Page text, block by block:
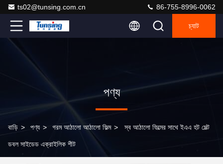
ts02@tunsing.com.cn 86-755-8996-0062
চ্যাট
পণ্য
বাড়ি > পণ্য > গরম আঠালো আঠালো ফিল্ম > স্ব আঠালো ফিল্মের সাথে ইএএ হট মেল্ট
ডবল সাইডেড এক্রাইলিক শীট